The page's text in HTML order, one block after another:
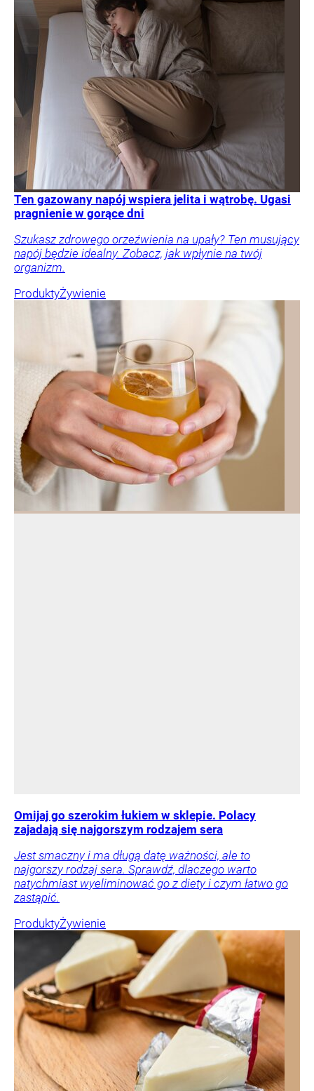
Ten gazowany napój wspiera jelita i wątrobę. Ugasi
pragnienie w gorące dni
Szukasz zdrowego orzeźwienia na upały? Ten musujący
napój będzie idealny. Zobacz, jak wpłynie na twój
organizm.
ProduktyŻywienie
Omijaj go szerokim łukiem w sklepie. Polacy
zajadają się najgorszym rodzajem sera
Jest smaczny i ma długą datę ważności, ale to
najgorszy rodzaj sera. Sprawdź, dlaczego warto
natychmiast wyeliminować go z diety i czym łatwo go
zastąpić.
ProduktyŻywienie